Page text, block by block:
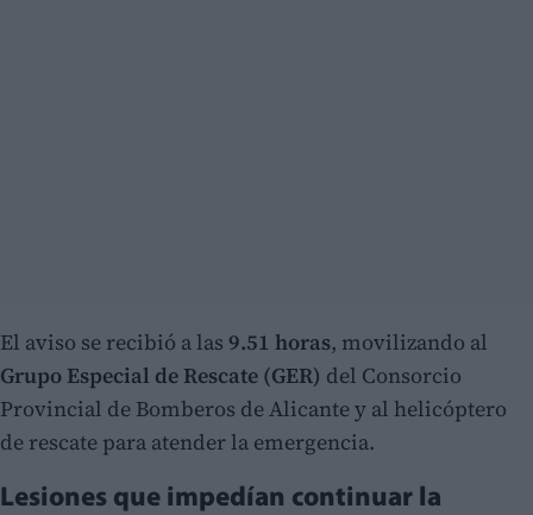
El aviso se recibió a las 9.51 horas, movilizando al
Grupo Especial de Rescate (GER) del Consorcio
Provincial de Bomberos de Alicante y al helicóptero
de rescate para atender la emergencia.
Lesiones que impedían continuar la